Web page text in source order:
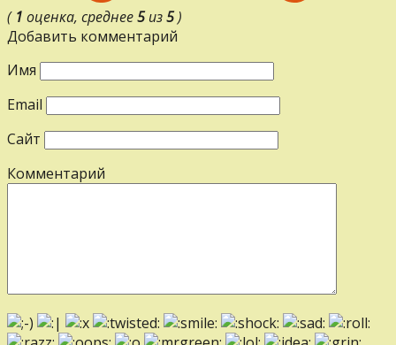
( 1 оценка, среднее5из5)
Добавить комментарий
Имя
Email
Сайт
Комментарий